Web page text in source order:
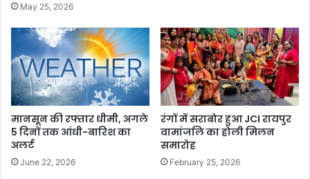
May 25, 2026
मानसून की रफ्तार धीमी, अगले
5 दिनों तक आंधी-बारिश का
अलर्ट
June 22, 2026
रंगों में सराबोर हुआ JCI रायपुर
वामांजलि का होली मिलन
समारोह
February 25, 2026